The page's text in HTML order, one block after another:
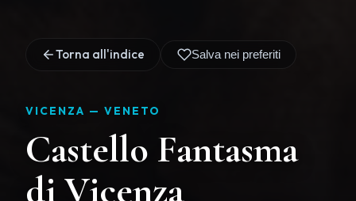
Torna all'indice Salva nei preferiti
VICENZA — VENETO
Castello Fantasma
di Vicenza